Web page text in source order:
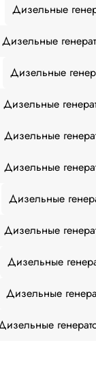
Дизельные
Дизельные
Дизельные
Дизельные
Дизельные
Дизельные
Дизельные
Дизельные
Дизельные
Дизельные